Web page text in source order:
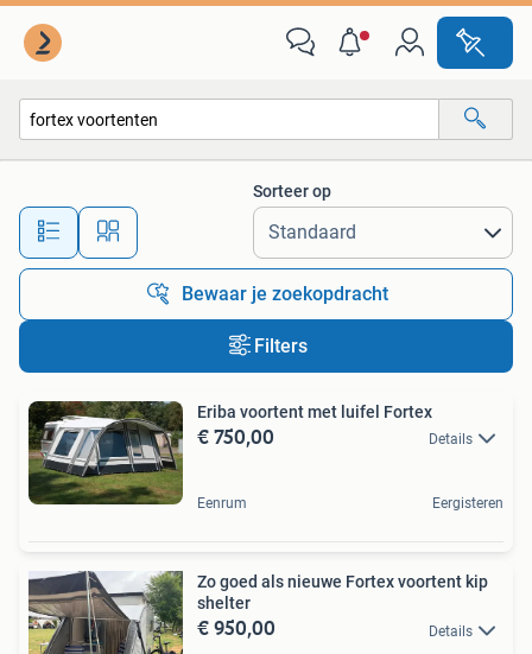
Alle afstanden…
Sorteer op
Bewaar je zoekopdracht
Filters
Eriba voortent met luifel Fortex
€ 750,00 Details
Eenrum Eergisteren
Zo goed als nieuwe Fortex voortent kip
shelter
€ 950,00 Details